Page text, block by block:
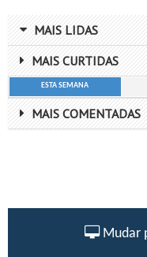
MAIS LIDAS
MAIS CURTIDAS
ESTA SEMANA
MAIS COMENTADAS
Mudar